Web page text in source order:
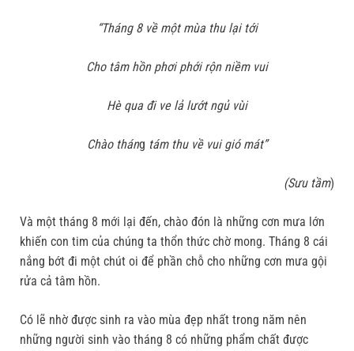
“Tháng 8 về một mùa thu lại tới
Cho tâm hồn phơi phới rộn niềm vui
Hè qua đi ve lả lướt ngủ vùi
Chào tháng tám thu về vui gió mát”
(Sưu tầm)
Và một tháng 8 mới lại đến, chào đón là những cơn mưa lớn
khiến con tim của chúng ta thổn thức chờ mong. Tháng 8 cái
nắng bớt đi một chút oi để phần chỗ cho những cơn mưa gội
rửa cả tâm hồn.
Có lẽ nhờ được sinh ra vào mùa đẹp nhất trong năm nên
những người sinh vào tháng 8 có những phẩm chất được